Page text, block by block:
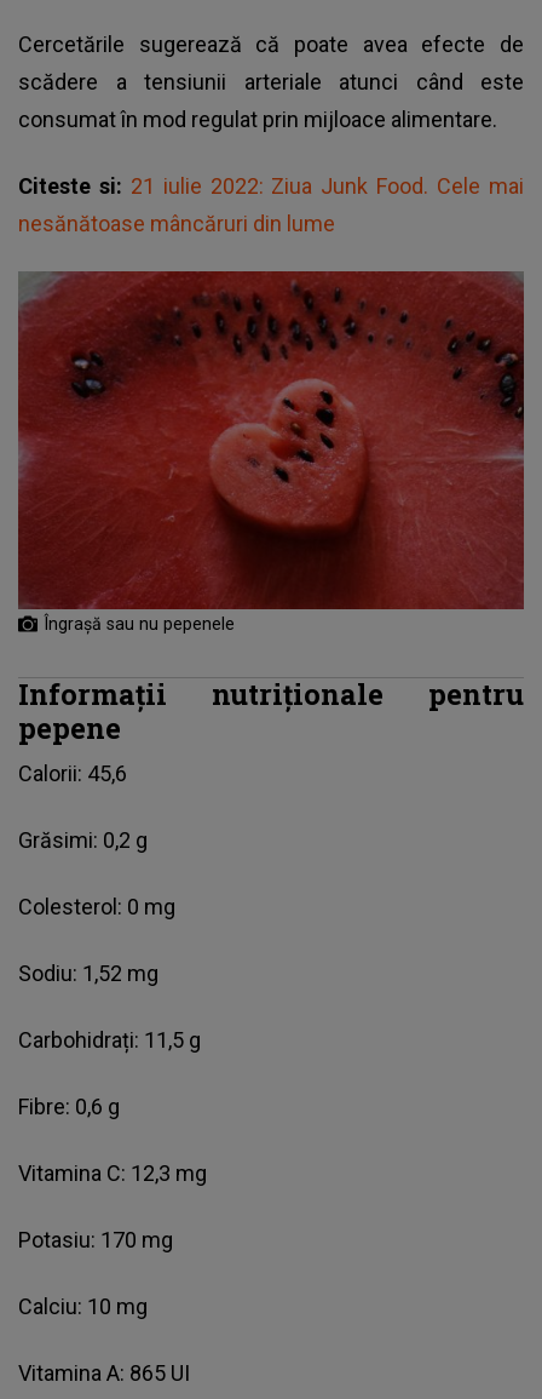
Cercetările sugerează că poate avea efecte de
scădere a tensiunii arteriale atunci când este
consumat în mod regulat prin mijloace alimentare.
Citeste si: 21 iulie 2022: Ziua Junk Food. Cele mai
nesănătoase mâncăruri din lume
Îngraşă sau nu pepenele
Informații nutriționale pentru
pepene
Calorii: 45,6
Grăsimi: 0,2 g
Colesterol: 0 mg
Sodiu: 1,52 mg
Carbohidrați: 11,5 g
Fibre: 0,6 g
Vitamina C: 12,3 mg
Potasiu: 170 mg
Calciu: 10 mg
Vitamina A: 865 UI